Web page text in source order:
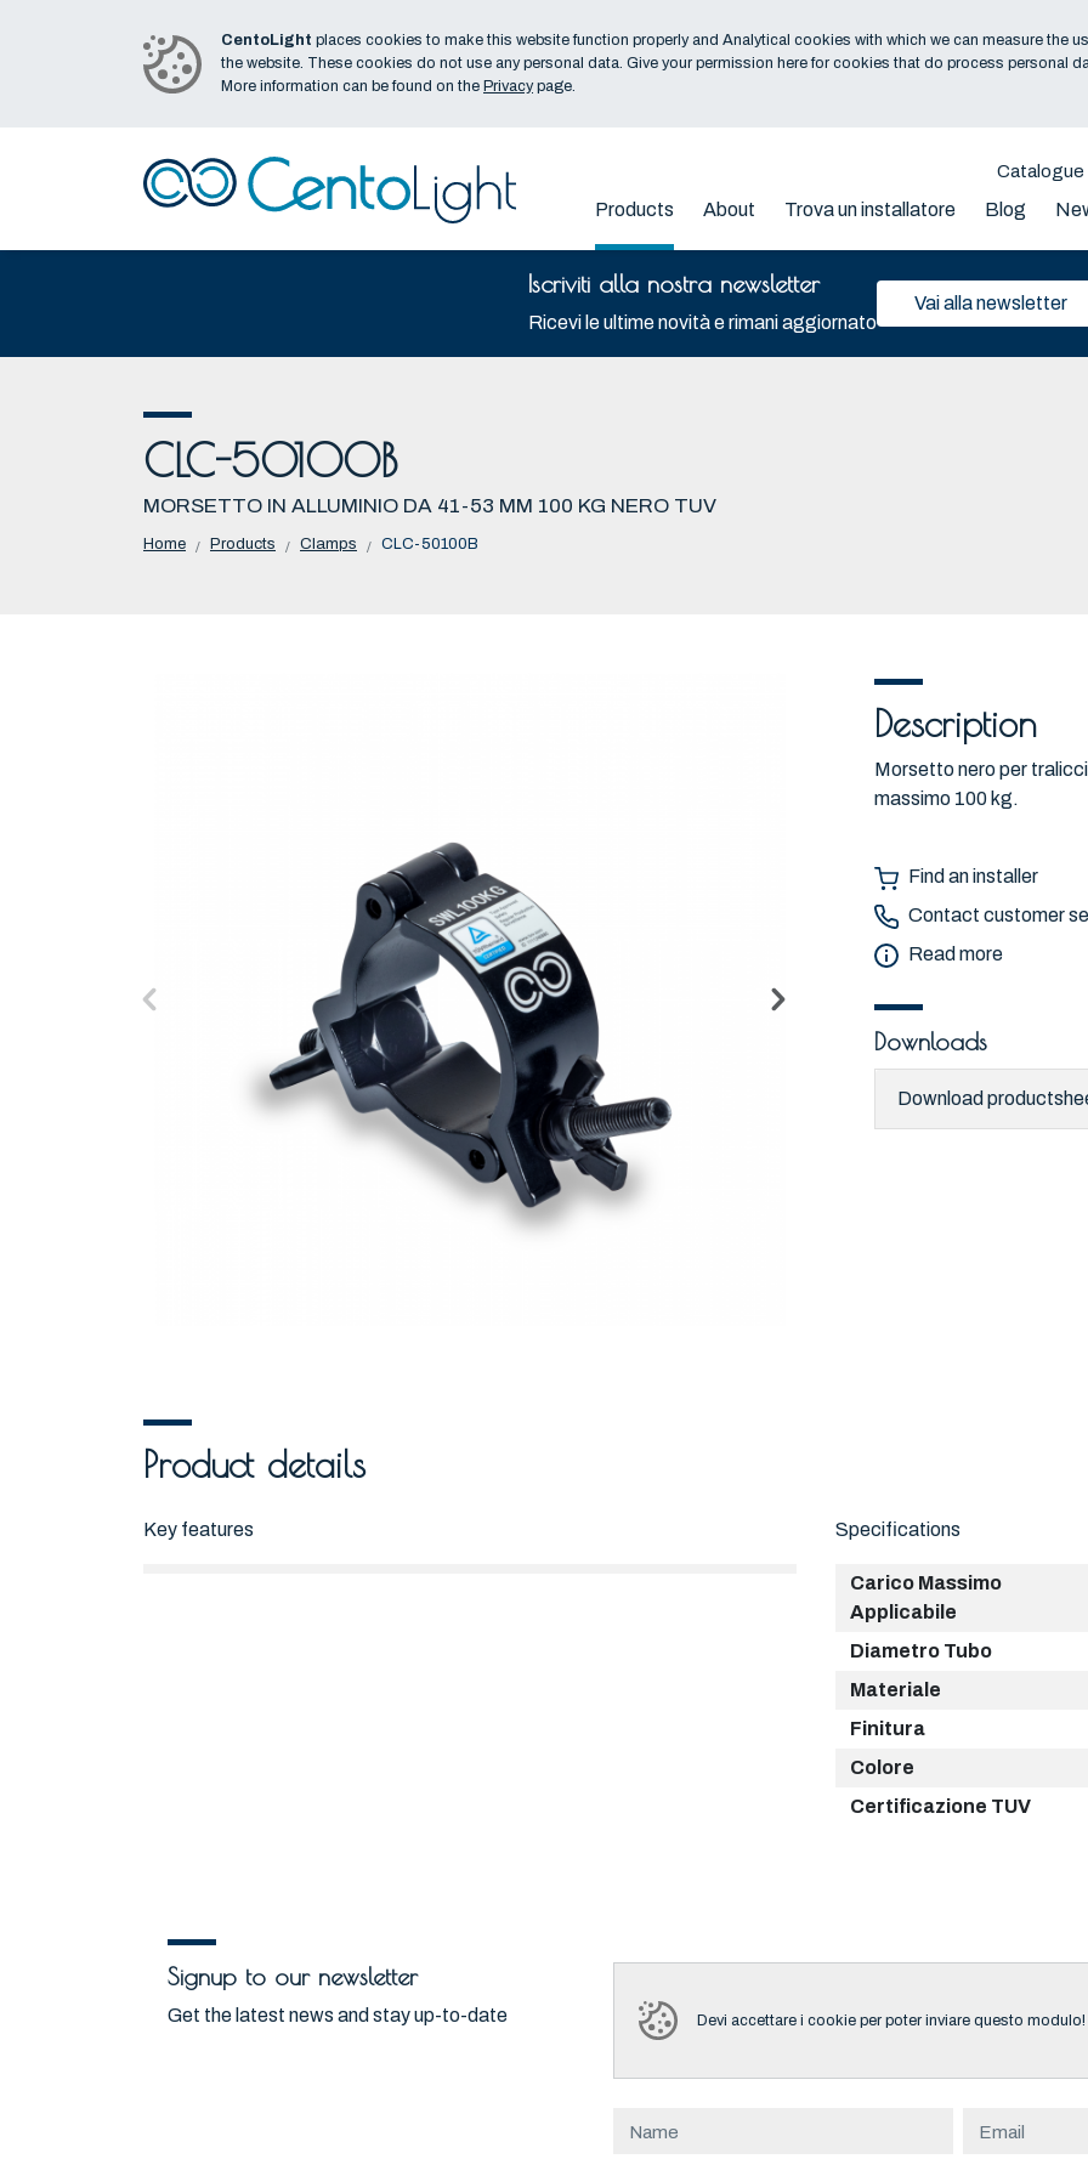
CentoLight places cookies to make this website function properly and Analytical cookies with which we can measure the
the website. These cookies do not use any personal data. Give your permission here for cookies that do process personal
More information can be found on the Privacypage.
Catalogue
Products About Trova un installatore Blog
Iscriviti alla nostra newsletter
Ricevi le ultime novità e rimani aggiornato
Vai alla newsletter
CLC-50100B
MORSETTO IN ALLUMINIO DA 41-53 MM 100 KG NERO TUV
Home Products Clamps CLC-50100B
Description
Morsetto nero per
massimo 100 kg.
Find an installer
Contact customer
Read more
Downloads
Download
Product details
Key features Specifications
Carico Massimo
Applicabile
Diametro Tubo
Materiale
Finitura
Colore
Certificazione TUV
Signup to our newsletter
Get the latest news and stay up-to-date Devi accettare i cookie per poter inviare questo modulo!